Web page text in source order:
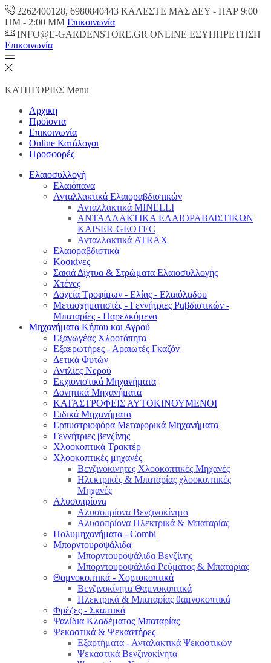
2262400128, 6980840443 ΚΑΛΕΣΤΕ ΜΑΣ ΔΕΥ - ΠΑΡ 9:00
ΠM - 2:00 ΜΜ Επικοινωνία
INFO@E-GARDENSTORE.GR ONLINE ΕΞΥΠΗΡΕΤΗΣH
Επικοινωνία
ΚΑΤΗΓΟΡΙΕΣ Menu
Αρχικη
Προϊοντα
Επικοινωνία
Online Κατάλογοι
Προσφορές
Ελαιοσυλλογή
Ελαιόπανα
Ανταλλακτικά Ελαιοραβδιστικών
Ανταλλακτικά MINELLI
ΑΝΤΑΛΛΑΚΤΙΚΑ ΕΛΑΙΟΡΑΒΔΙΣΤΙΚΩΝ
KAISER-GEOTEC
Ανταλλακτικά ATRAX
Ελαιοραβδιστικά
Κοσκίνες
Σακιά Δίχτυα & Στρώματα Ελαιοσυλλογής
Χτένες
Δοχεία Τροφίμων - Ελίας - Ελαιόλαδου
Μετασχηματιστές - Γεννήτριες Ραβδιστικών -
Μπαταρίες - Παρελκόμενα
Μηχανήματα Κήπου και Αγρού
Εξαγωγέας Χλοοτάπητα
Εξαερωτήρες - Αραιωτές Γκαζόν
Δετικά Φυτών
Αντλίες Νερού
Εκχιονιστικά Μηχανήματα
Δονητικά Μηχανήματα
ΚΑΤΑΣΤΡΟΦΕΙΣ ΑΥΤΟΚΙΝΟΥΜΕΝΟΙ
Ειδικά Μηχανήματα
Eρπυστριοφόρα Μεταφορικά Μηχανήματα
Γεννήτριες βενζίνης
Χλοοκοπτικά Τρακτέρ
Χλοοκοπτικές μηχανές
Βενζινοκίνητες Χλοοκοπτικές Μηχανές
Ηλεκτρικές & Μπαταρίας χλοοκοπτικές
Μηχανές
Αλυσοπρίονα
Αλυσοπρίονα Βενζινοκίνητα
Αλυσοπρίονα Ηλεκτρικά & Μπαταρίας
Πολυμηχανήματα - Combi
Μπορντουροψάλιδα
Μπορντουροψάλιδα Βενζίνης
Μπορντουροψάλιδα Ρεύματος & Μπαταρίας
Θαμνοκοπτικά - Χορτοκοπτικά
Βενζινοκίνητα Θαμνοκοπτικά
Ηλεκτρικά & Μπαταρίας θαμνοκοπτικά
Φρέζες - Σκαπτικά
Ψαλίδια Κλαδέματος Μπαταρίας
Ψεκαστικά & Ψεκαστήρες
Εξαρτήματα - Ανταλακτικά Ψεκαστικών
Ψεκαστικά Βενζινοκίνητα